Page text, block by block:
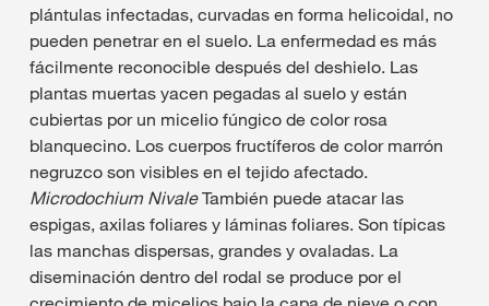
plántulas infectadas, curvadas en forma helicoidal, no
pueden penetrar en el suelo. La enfermedad es más
fácilmente reconocible después del deshielo. Las
plantas muertas yacen pegadas al suelo y están
cubiertas por un micelio fúngico de color rosa
blanquecino. Los cuerpos fructíferos de color marrón
negruzco son visibles en el tejido afectado.
Microdochium NivaleTambién puede atacar las
espigas, axilas foliares y láminas foliares. Son típicas
las manchas dispersas, grandes y ovaladas. La
diseminación dentro del rodal se produce por el